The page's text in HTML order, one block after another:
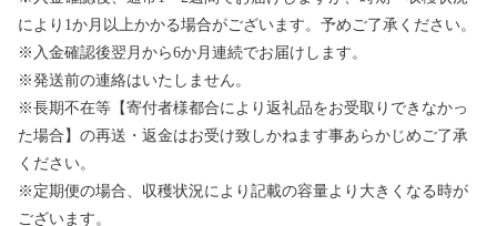
により1か月以上かかる場合がございます。予めご了承ください。
※入金確認後翌月から6か月連続でお届けします。
※発送前の連絡はいたしません。
※長期不在等【寄付者様都合により返礼品をお受取りできなかっ
た場合】の再送・返金はお受け致しかねます事あらかじめご了承
ください。
※定期便の場合、収穫状況により記載の容量より大きくなる時が
ございます。